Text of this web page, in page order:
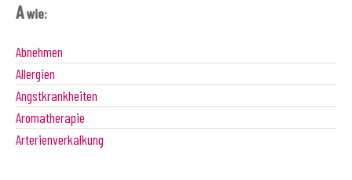
Awie:
Abnehmen
Allergien
Angstkrankheiten
Aromatherapie
Arterienverkalkung